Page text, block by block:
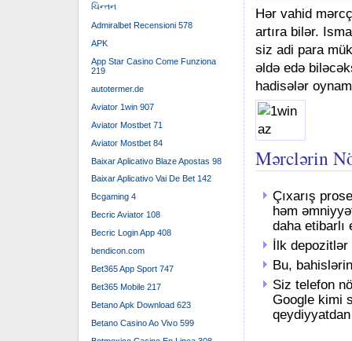
Hər vahid
artıra bilər.
siz adi para
əldə edə
hadisələr
Mərclərin
Çıxarış
həm
daha etibarlı
İlk
Bu,
Siz telefon
Google kimi
ચિન્તન
Admiralbet Recensioni 578
APK
App Star Casino Come Funziona
219
autotermer.de
Aviator 1win 907
Aviator Mostbet 71
Aviator Mostbet 84
Baixar Aplicativo Blaze Apostas 98
Baixar Aplicativo Vai De Bet 142
Bcgaming 4
Becric Aviator 108
Becric Login App 408
bendicon.com
Bet365 App Sport 747
Bet365 Mobile 217
Betano Apk Download 623
Betano Casino Ao Vivo 599